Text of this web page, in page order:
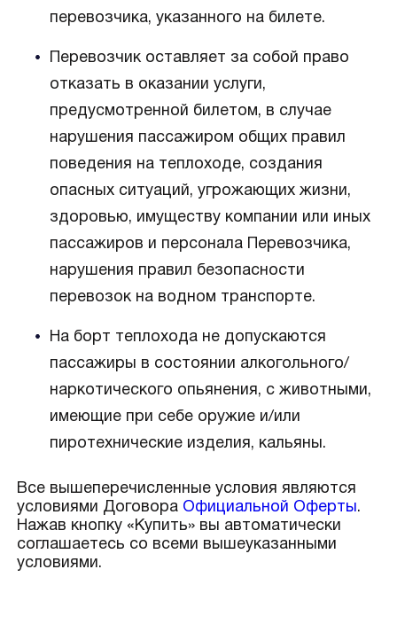
перевозчика, указанного на билете.
Перевозчик оставляет за собой право
отказать в оказании услуги,
предусмотренной билетом, в случае
нарушения пассажиром общих правил
поведения на теплоходе, создания
опасных ситуаций, угрожающих жизни,
здоровью, имуществу компании или иных
пассажиров и персонала Перевозчика,
нарушения правил безопасности
перевозок на водном транспорте.
На борт теплохода не допускаются
пассажиры в состоянии алкогольного/
наркотического опьянения, с животными,
имеющие при себе оружие и/или
пиротехнические изделия, кальяны.
Все вышеперечисленные условия являются
условиями Договора Официальной Оферты.
Нажав кнопку «Купить» вы автоматически
соглашаетесь со всеми вышеуказанными
условиями.